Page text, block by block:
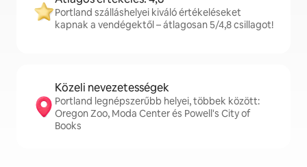
Portland szálláshelyei kiváló értékeléseket
kapnak a vendégektől – átlagosan 5/4,8 csillagot!
Közeli nevezetességek
Portland legnépszerűbb helyei, többek között:
Oregon Zoo, Moda Center és Powell's City of
Books